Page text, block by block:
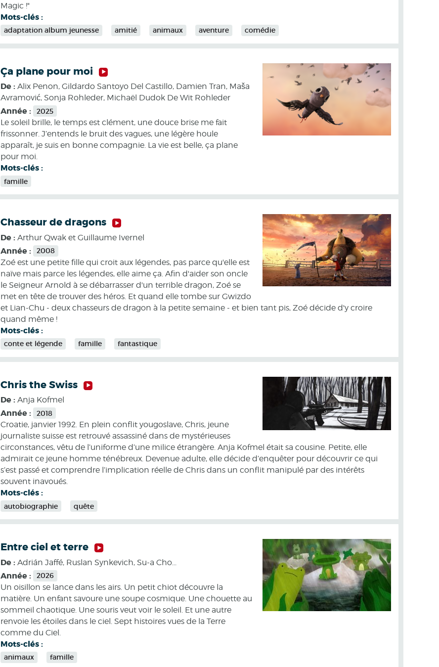
Magic !"
Mots-clés :
adaptation album jeunesse amitié animaux aventure comédie
Ça plane pour moi
De : Alix Penon, Gildardo Santoyo Del Castillo, Damien Tran, Maša
Avramović, Sonja Rohleder, Michaël Dudok De Wit Rohleder
Année : 2025
Le soleil brille, le temps est clément, une douce brise me fait
frissonner. J’entends le bruit des vagues, une légère houle
apparaît, je suis en bonne compagnie. La vie est belle, ça plane
pour moi.
Mots-clés :
famille
Chasseur de dragons
De : Arthur Qwak et Guillaume Ivernel
Année : 2008
Zoé est une petite fille qui croit aux légendes, pas parce qu'elle est
naïve mais parce les légendes, elle aime ça. Afin d'aider son oncle
le Seigneur Arnold à se débarrasser d'un terrible dragon, Zoé se
met en tête de trouver des héros. Et quand elle tombe sur Gwizdo
et Lian-Chu - deux chasseurs de dragon à la petite semaine - et bien tant pis, Zoé décide d'y croire
quand même !
Mots-clés :
conte et légende famille fantastique
Chris the Swiss
De : Anja Kofmel
Année : 2018
Croatie, janvier 1992. En plein conflit yougoslave, Chris, jeune
journaliste suisse est retrouvé assassiné dans de mystérieuses
circonstances, vêtu de l’uniforme d’une milice étrangère. Anja Kofmel était sa cousine. Petite, elle
admirait ce jeune homme ténébreux. Devenue adulte, elle décide d’enquêter pour découvrir ce qui
s’est passé et comprendre l’implication réelle de Chris dans un conflit manipulé par des intérêts
souvent inavoués.
Mots-clés :
autobiographie quête
Entre ciel et terre
De : Adrián Jaffé, Ruslan Synkevich, Su-a Cho...
Année : 2026
Un oisillon se lance dans les airs. Un petit chiot découvre la
matière. Un enfant savoure une soupe cosmique. Une chouette au
sommeil chaotique. Une souris veut voir le soleil. Et une autre
renvoie les étoiles dans le ciel. Sept histoires vues de la Terre
comme du Ciel.
Mots-clés :
animaux famille